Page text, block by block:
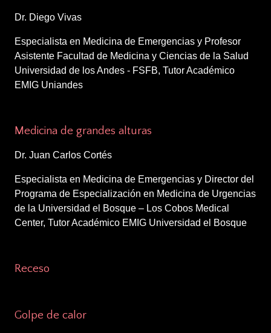
Dr. Diego Vivas
Especialista en Medicina de Emergencias y Profesor
Asistente Facultad de Medicina y Ciencias de la Salud
Universidad de los Andes - FSFB, Tutor Académico
EMIG Uniandes
Medicina de grandes alturas
Dr. Juan Carlos Cortés
Especialista en Medicina de Emergencias y Director del
Programa de Especialización en Medicina de Urgencias
de la Universidad el Bosque – Los Cobos Medical
Center, Tutor Académico EMIG Universidad el Bosque
Receso
Golpe de calor